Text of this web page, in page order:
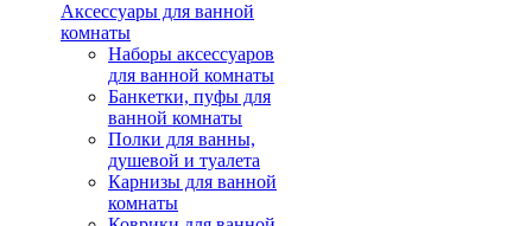
Аксессуары для ванной
комнаты
Наборы аксессуаров
для ванной комнаты
Банкетки, пуфы для
ванной комнаты
Полки для ванны,
душевой и туалета
Карнизы для ванной
комнаты